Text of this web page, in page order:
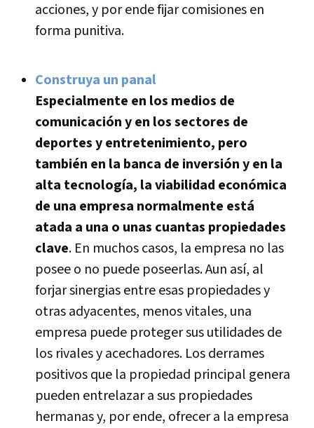
acciones, y por ende fijar comisiones en
forma punitiva.
Construya un panal
Especialmente en los medios de
comunicación y en los sectores de
deportes y entretenimiento, pero
también en la banca de inversión y en la
alta tecnologí­a, la viabilidad económica
de una empresa normalmente está
atada a una o unas cuantas propiedades
clave. En muchos casos, la empresa no las
posee o no puede poseerlas. Aun así­, al
forjar sinergias entre esas propiedades y
otras adyacentes, menos vitales, una
empresa puede proteger sus utilidades de
los rivales y acechadores. Los derrames
positivos que la propiedad principal genera
pueden entrelazar a sus propiedades
hermanas y, por ende, ofrecer a la empresa